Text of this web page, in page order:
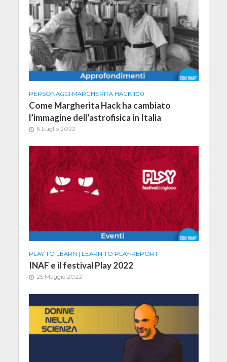
PERSONAGGI•MARGHERITA HACK 100
Come Margherita Hack ha cambiato
l’immagine dell’astrofisica in Italia
6 Luglio 2022
PLAY TO LEARN | LEARN TO PLAY•REPORT
INAF e il festival Play 2022
25 Maggio 2022